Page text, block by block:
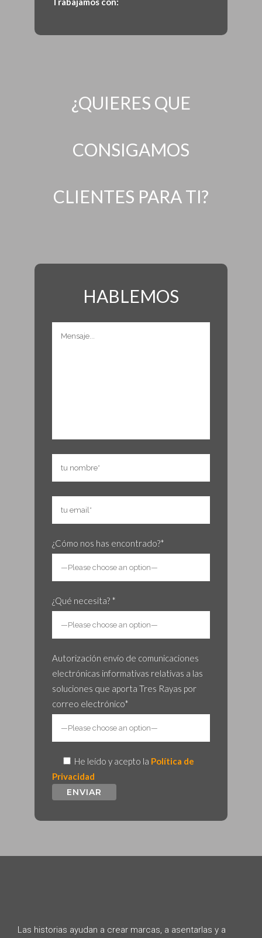
¿QUIERES QUE
CONSIGAMOS
CLIENTES PARA TI?
HABLEMOS
¿Cómo nos has encontrado?*
¿Qué necesita? *
Autorización envío de comunicaciones
electrónicas informativas relativas a las
soluciones que aporta Tres Rayas por
correo electrónico*
He leído y acepto la Política de
Privacidad
Las historias ayudan a crear marcas, a asentarlas y a